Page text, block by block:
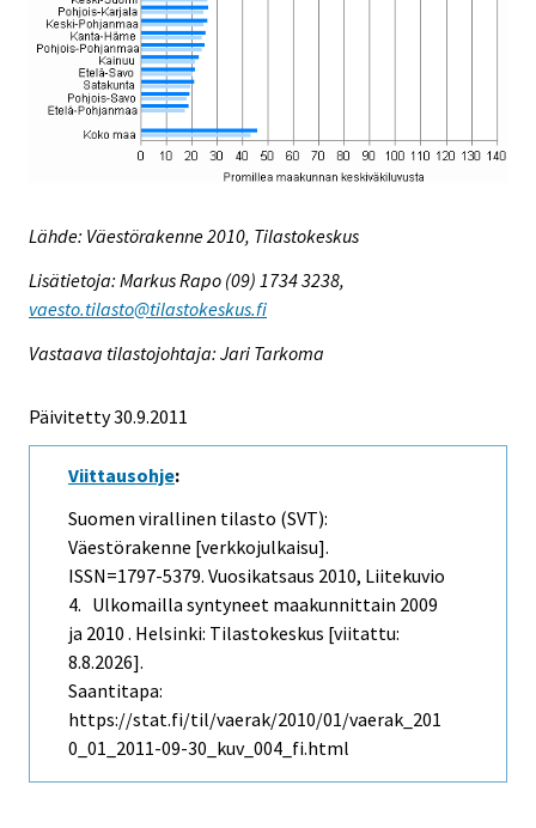
Lähde: Väestörakenne 2010, Tilastokeskus
Lisätietoja: Markus Rapo (09) 1734 3238,
vaesto.tilasto@tilastokeskus.fi
Vastaava tilastojohtaja: Jari Tarkoma
Päivitetty 30.9.2011
Viittausohje:
Suomen virallinen tilasto (SVT):
Väestörakenne [verkkojulkaisu].
ISSN=1797-5379. Vuosikatsaus 2010, Liitekuvio
4. Ulkomailla syntyneet maakunnittain 2009
ja 2010 . Helsinki: Tilastokeskus [viitattu:
8.8.2026].
Saantitapa:
https://stat.fi/til/vaerak/2010/01/vaerak_201
0_01_2011-09-30_kuv_004_fi.html